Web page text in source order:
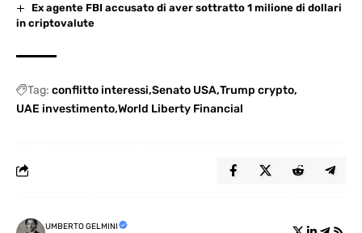
Ex agente FBI accusato di aver sottratto 1 milione di dollari
in criptovalute
Tag: conflitto interessi Senato USA Trump crypto
UAE investimento World Liberty Financial
UMBERTO GELMINI